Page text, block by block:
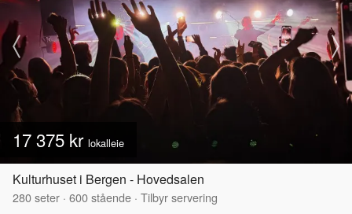
17 375 kr lokalleie
Kulturhuset i Bergen - Hovedsalen
280seter · 600stående · Tilbyr servering